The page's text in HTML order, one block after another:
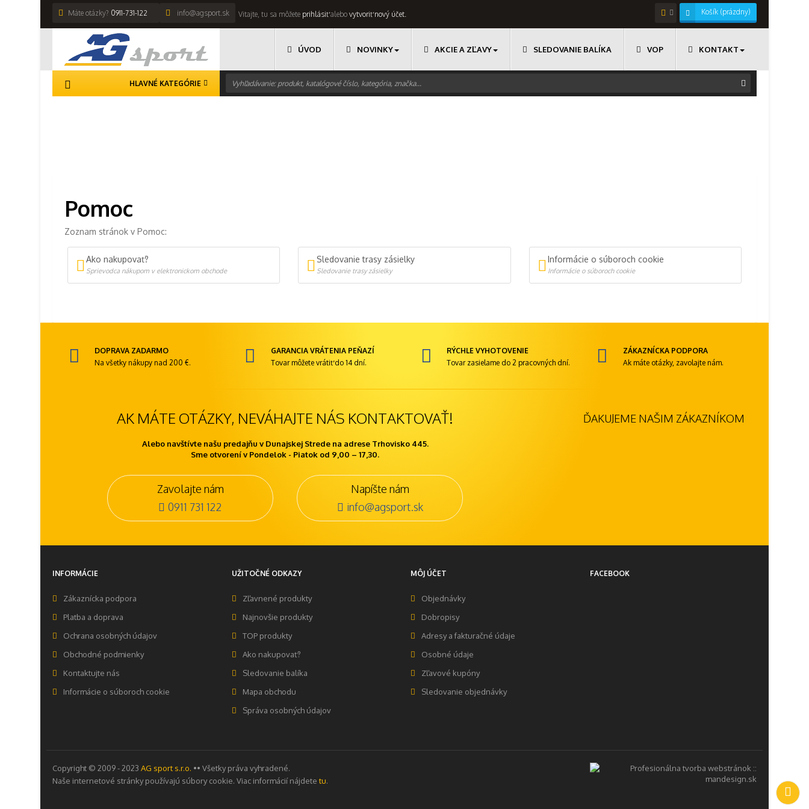
Máte otázky? 0911-731-122 info@agsport.sk Košík (prázdny)
Vitajte, tu sa môžete prihlásiťalebo vytvoriť nový účet.
ÚVOD NOVINKY AKCIE A ZĽAVY SLEDOVANIE BALÍKA VOP KONTAKT
HLAVNÉ KATEGÓRIE
Pomoc
Zoznam stránok v Pomoc:
Ako nakupovať?
Sprievodca nákupom v elektronickom obchode
Sledovanie trasy zásielky
Sledovanie trasy zásielky
Informácie o súboroch cookie
Informácie o súboroch cookie
DOPRAVA ZADARMO
Na všetky nákupy nad 200 €.
GARANCIA VRÁTENIA PEŇAZÍ
Tovar môžete vrátiť do 14 dní.
RÝCHLE VYHOTOVENIE
Tovar zasielame do 2 pracovných dní.
ZÁKAZNÍCKA PODPORA
Ak máte otázky, zavolajte nám.
AK MÁTE OTÁZKY, NEVÁHAJTE NÁS KONTAKTOVAŤ!
Alebo navštívte našu predajňu v Dunajskej Strede na adrese Trhovisko 445.
Sme otvorení v Pondelok - Piatok od 9,00 – 17,30.
Zavolajte nám
0911 731 122
Napíšte nám
info@agsport.sk
ĎAKUJEME NAŠIM ZÁKAZNÍKOM
INFORMÁCIE
Zákaznícka podpora
Platba a doprava
Ochrana osobných údajov
Obchodné podmienky
Kontaktujte nás
Informácie o súboroch cookie
UŽITOČNÉ ODKAZY
Zľavnené produkty
Najnovšie produkty
TOP produkty
Ako nakupovať?
Sledovanie balíka
Mapa obchodu
Správa osobných údajov
MÔJ ÚČET
Objednávky
Dobropisy
Adresy a fakturačné údaje
Osobné údaje
Zľavové kupóny
Sledovanie objednávky
FACEBOOK
Copyright © 2009 - 2023 AG sport s.r.o. •• Všetky práva vyhradené.
Naše internetové stránky používajú súbory cookie. Viac informácií nájdetetu.